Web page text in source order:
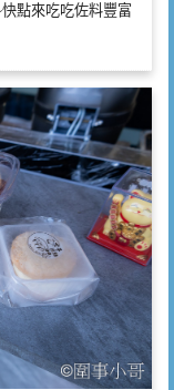
點來吃吃佐料豐富